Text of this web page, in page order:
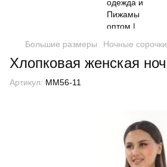
Большие размеры Ночные
Хлопковая женская
Артикул: MM56-11